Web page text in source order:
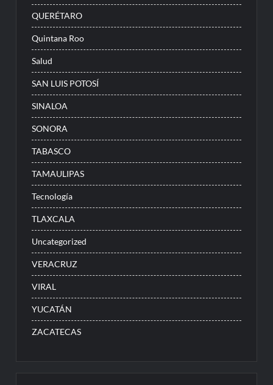
QUERÉTARO
Quintana Roo
Salud
SAN LUIS POTOSÍ
SINALOA
SONORA
TABASCO
TAMAULIPAS
Tecnología
TLAXCALA
Uncategorized
VERACRUZ
VIRAL
YUCATÁN
ZACATECAS